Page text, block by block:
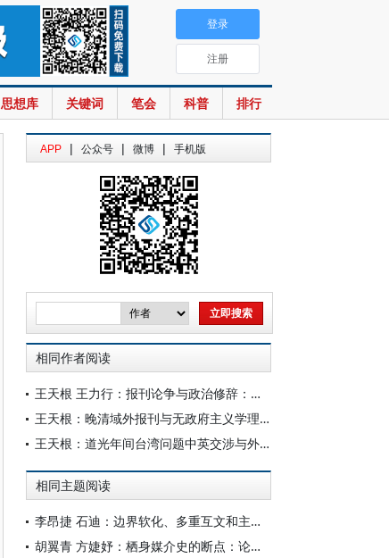
思想库 关键词 笔会 科普 排行
登录
注册
APP | 公众号 | 微博 | 手机版
相同作者阅读
王天根 王力行：报刊论争与政治修辞：严、章关于社会契约论的论辩及其媒介意义
王天根：晚清域外报刊与无政府主义学理的媒介镜像
王天根：道光年间台湾问题中英交涉与外交折冲
相同主题阅读
李昂捷 石迪：边界软化、多重互文和主体性重塑—— 电影《出走的决心》与“当代娜拉”媒介形象再建构
胡翼青 方婕妤：栖身媒介史的断点：论柏拉图的媒介思想